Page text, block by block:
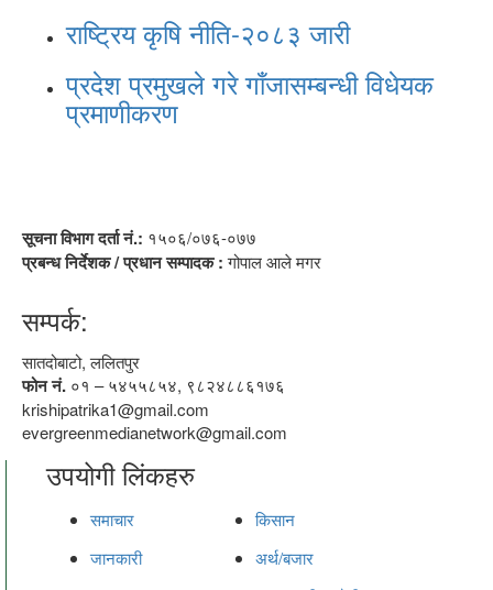
राष्ट्रिय कृषि नीति-२०८३ जारी
प्रदेश प्रमुखले गरे गाँजासम्बन्धी विधेयक
प्रमाणीकरण
सूचना विभाग दर्ता नं.: १५०६/०७६-०७७
प्रबन्ध निर्देशक / प्रधान सम्पादक :गोपाल आले मगर
सम्पर्क:
सातदोबाटो, ललितपुर
फोन नं. ०१ – ५४५५८५४, ९८२४८८६१७६
krishipatrika1@gmail.com
evergreenmedianetwork@gmail.com
उपयोगी लिंकहरु
समाचार
किसान
जानकारी
अर्थ/बजार